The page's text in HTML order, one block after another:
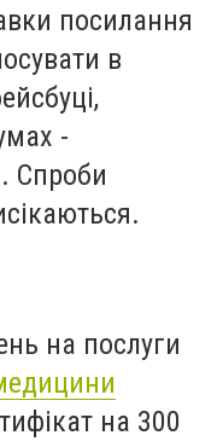
посилання
в
-
Спроби
на послуги
на 300